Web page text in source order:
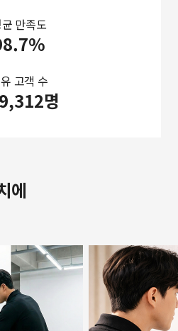
만족도
고객 수
명
에